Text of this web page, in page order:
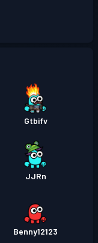
Gtbifv
JJRn
Benny12123